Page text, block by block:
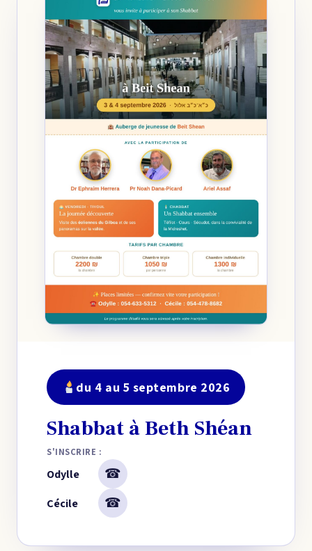
du 4 au 5 septembre 2026
Shabbat à Beth Shéan
S'INSCRIRE :
Odylle ☎
Cécile ☎